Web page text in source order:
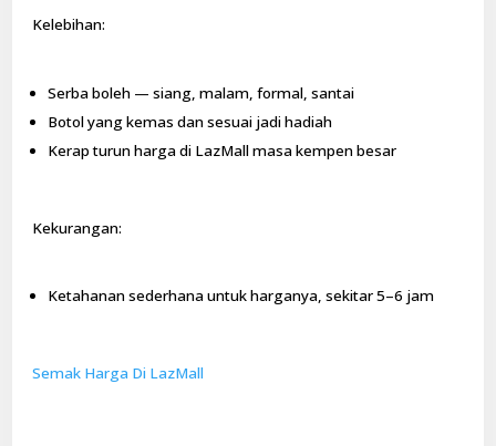
Kelebihan:
Serba boleh — siang, malam, formal, santai
Botol yang kemas dan sesuai jadi hadiah
Kerap turun harga di LazMall masa kempen besar
Kekurangan:
Ketahanan sederhana untuk harganya, sekitar 5–6 jam
Semak Harga Di LazMall